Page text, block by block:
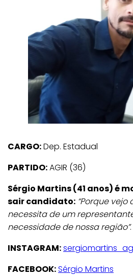
CARGO:Dep. Estadual
PARTIDO:AGIR (36)
Sérgio Martins (41 anos) é
sair candidato: “Porque
necessita de um
necessidade de nossa região”.
INSTAGRAM:
FACEBOOK:Sérgio Martins